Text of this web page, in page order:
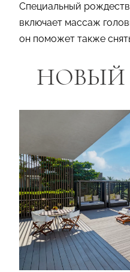
Специальный
включает массаж
он поможет также
НОВЫЙ